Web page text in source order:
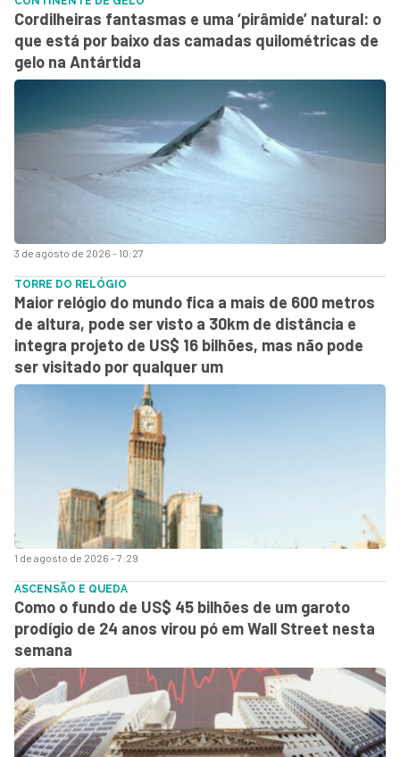
3 de agosto de 2026 - 10:27
Cordilheiras fantasmas e uma ‘pirâmide’ natural: o
que está por baixo das camadas quilométricas de
gelo na Antártida
1 de agosto de 2026 - 7:29
TORRE DO RELÓGIO
Maior relógio do mundo fica a mais de 600 metros
de altura, pode ser visto a 30km de distância e
integra projeto de US$ 16 bilhões, mas não pode
ser visitado por qualquer um
ASCENSÃO E QUEDA
Como o fundo de US$ 45 bilhões de um garoto
prodígio de 24 anos virou pó em Wall Street nesta
semana